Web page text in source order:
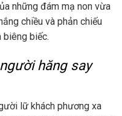
những đám mạ non vừa
chiều và phản chiếu
biêng biếc.
hăng say
lữ khách phương xa